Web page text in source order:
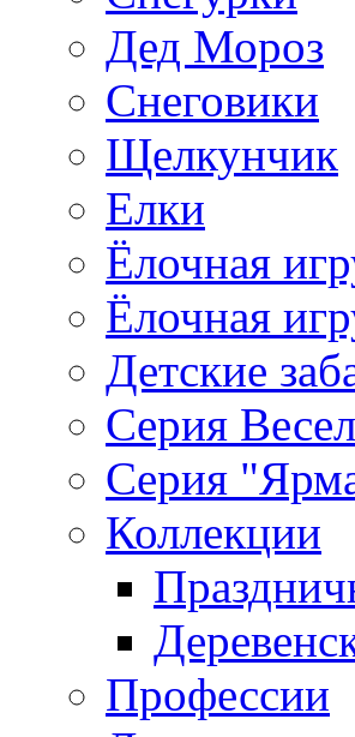
Дед Мороз
Снеговики
Щелкунчик
Елки
Ёлочная
Ёлочная
Детские
Серия
Серия
Коллекции
Профессии